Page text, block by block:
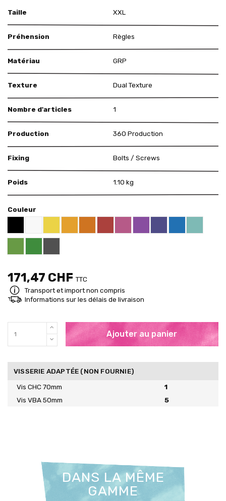
Taille XXL
Préhension Règles
Matériau GRP
Texture Dual Texture
Nombre d'articles 1
Production 360 Production
Fixing Bolts / Screws
Poids 1.10 kg
Couleur
Black RAL 9005
WhiteYellow RAL 1018Deep Orange RAL 2011
Red RAL 3000
Pink RAL 4003
Violet RAL 4008
US Purple S4050 -
Blue RAL 5015
Mint RAL
Brigth Green RAL 6018
Pure Green RAL 6037
Grey RAL 7001
171,47 CHF TTC
Transport et import non compris
Informations sur les délais de livraison
Ajouter au panier
VISSERIE ADAPTÉE (NON FOURNIE)
Vis CHC 70mm
1
Vis VBA 50mm
5
DANS LA MÊME
GAMME